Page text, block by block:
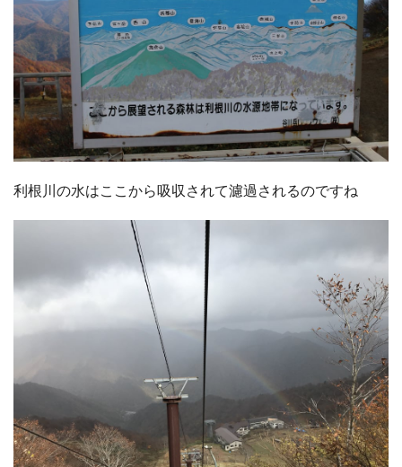
利根川の水はここから吸収されて濾過されるのですね